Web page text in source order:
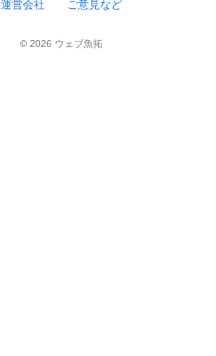
運営会社 ご意見など
© 2026 ウェブ魚拓